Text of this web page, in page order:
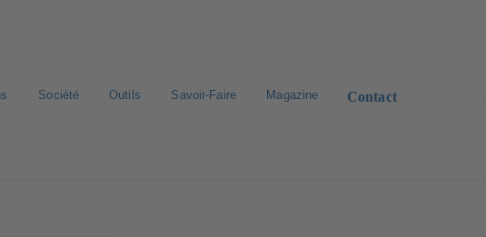
Société Outils Savoir-Faire Magazine Contact